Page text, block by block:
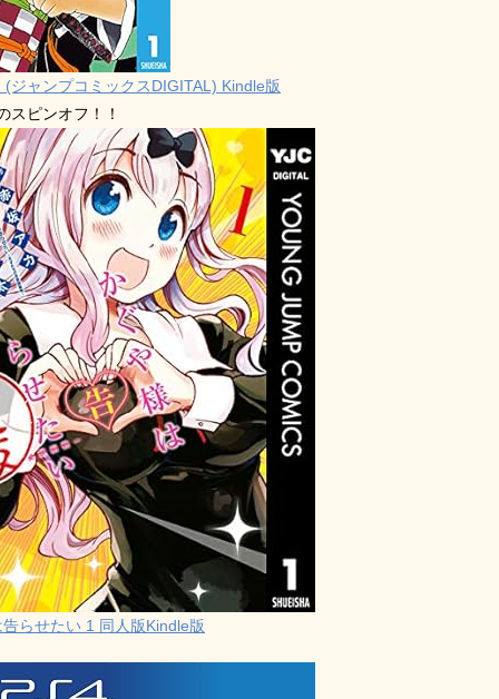
(ジャンプコミックスDIGITAL) Kindle版
スピンオフ！！
らせたい 1 同人版Kindle版